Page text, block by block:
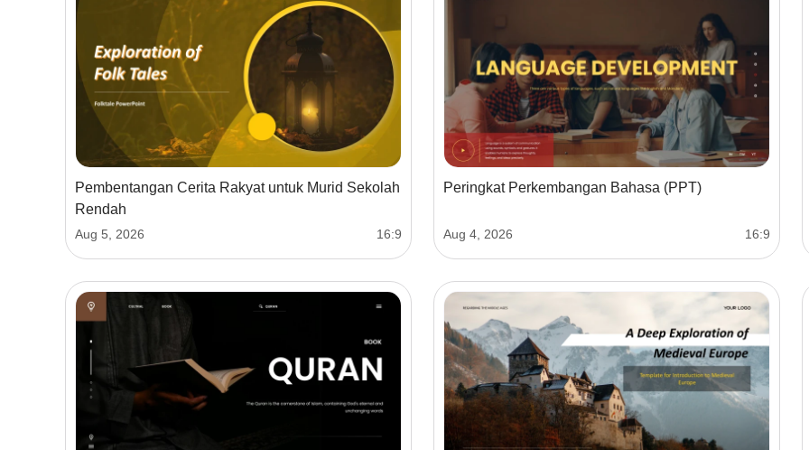
Pembentangan Cerita Rakyat untuk Murid Sekolah
Rendah
Aug 5, 2026 16:9
Peringkat Perkembangan Bahasa (PPT)
Aug 4, 2026 16:9